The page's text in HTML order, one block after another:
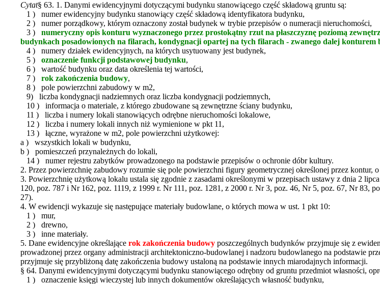
Cytat§ 63. 1. Danymi ewidencyjnymi dotyczącymi budynku stanowiącego część składową gruntu są:
1 ) numer ewidencyjny budynku stanowiący część składową identyfikatora budynku,
2 ) numer porządkowy, którym oznaczony został budynek w trybie przepisów o numeracji nieruchomości,
3 ) numeryczny opis konturu wyznaczonego przez prostokątny rzut na płaszczyznę poziomą
budynkach posadowionych na filarach, kondygnacji opartej na tych filarach - zwanego dalej konturem
4 ) numery działek ewidencyjnych, na których usytuowany jest budynek,
5 ) oznaczenie funkcji podstawowej budynku,
6 ) wartość budynku oraz data określenia tej wartości,
7 ) rok zakończenia budowy,
8 ) pole powierzchni zabudowy w m2,
9) liczba kondygnacji nadziemnych oraz liczba kondygnacji podziemnych,
10 ) informacja o materiale, z którego zbudowane są zewnętrzne ściany budynku,
11 ) liczba i numery lokali stanowiących odrębne nieruchomości lokalowe,
12 ) liczba i numery lokali innych niż wymienione w pkt 11,
13 ) łączne, wyrażone w m2, pole powierzchni użytkowej:
a ) wszystkich lokali w budynku,
b ) pomieszczeń przynależnych do lokali,
14 ) numer rejestru zabytków prowadzonego na podstawie przepisów o ochronie dóbr kultury.
2. Przez powierzchnię zabudowy rozumie się pole powierzchni figury geometrycznej określonej przez kontur,
3. Powierzchnię użytkową lokalu ustala się zgodnie z zasadami określonymi w przepisach ustawy z dnia 2
120, poz. 787 i Nr 162, poz. 1119, z 1999 r. Nr 111, poz. 1281, z 2000 r. Nr 3, poz. 46, Nr 5, poz. 67, Nr 83,
27).
4. W ewidencji wykazuje się następujące materiały budowlane, o których mowa w ust. 1 pkt 10:
1 ) mur,
2 ) drewno,
3 ) inne materiały.
5. Dane ewidencyjne określające rok zakończenia budowy poszczególnych budynków przyjmuje się z
prowadzonej przez organy administracji architektoniczno-budowlanej i nadzoru budowlanego na podstawie
przyjmuje się przybliżoną datę zakończenia budowy ustaloną na podstawie innych miarodajnych informacji.
§ 64. Danymi ewidencyjnymi dotyczącymi budynku stanowiącego odrębny od gruntu przedmiot własności,
1 ) oznaczenie księgi wieczystej lub innych dokumentów określających własność budynku,